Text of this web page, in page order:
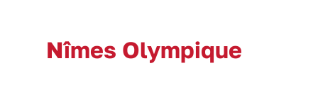
Nîmes Olympique